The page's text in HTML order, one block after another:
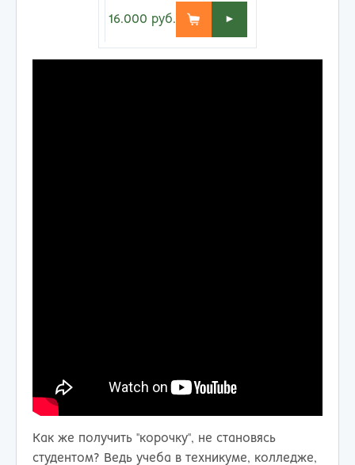
16.000 руб. ►
Как же получить "корочку", не становясь
студентом? Ведь учеба в техникуме, колледже,